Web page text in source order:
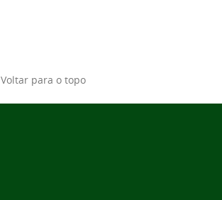
Voltar para o topo